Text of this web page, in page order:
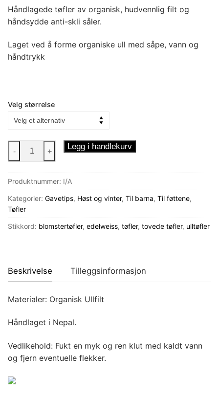
Håndlagede tøfler av organisk, hudvennlig filt og
håndsydde anti-skli såler.
Laget ved å forme organiske ull med såpe, vann og
håndtrykk
Velg størrelse
Edelweiss
antall
- + Legg i handlekurv
Produktnummer: I/A
Kategorier: Gavetips, Høst og vinter, Til barna, Til føttene,
Tøfler
Stikkord: blomstertøfler, edelweiss, tøfler, tovede tøfler, ulltøfler
Beskrivelse Tilleggsinformasjon
Materialer: Organisk Ullfilt
Håndlaget i Nepal.
Vedlikehold: Fukt en myk og ren klut med kaldt vann
og fjern eventuelle flekker.